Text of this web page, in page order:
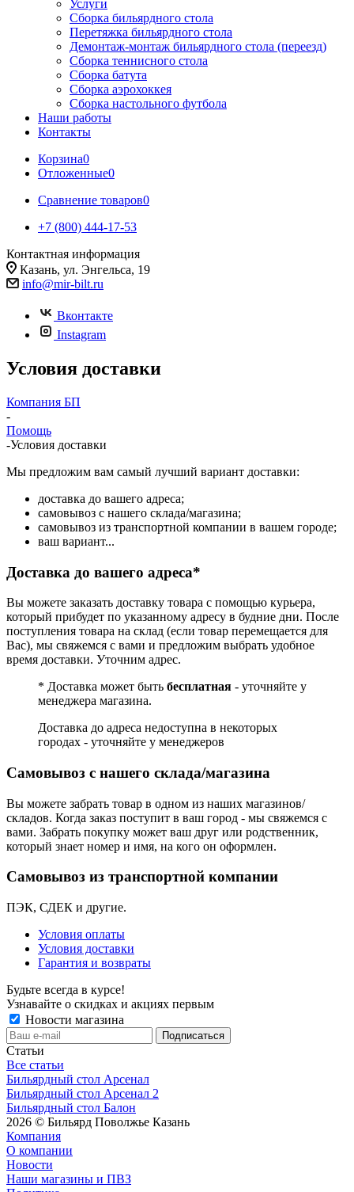
Услуги
Сборка бильярдного стола
Перетяжка бильярдного стола
Демонтаж-монтаж бильярдного стола (переезд)
Сборка теннисного стола
Сборка батута
Сборка аэрохоккея
Сборка настольного футбола
Наши работы
Контакты
Корзина0
Отложенные0
Сравнение товаров0
+7 (800) 444-17-53
Контактная информация
Казань, ул. Энгельса, 19
info@mir-bilt.ru
Вконтакте
Instagram
Условия доставки
Компания БП
-
Помощь
-Условия доставки
Мы предложим вам самый лучший вариант доставки:
доставка до вашего адреса;
самовывоз с нашего склада/магазина;
самовывоз из транспортной компании в вашем городе;
ваш вариант...
Доставка до вашего адреса*
Вы можете заказать доставку товара с помощью курьера,
который прибудет по указанному адресу в будние дни. После
поступления товара на склад (если товар перемещается для
Вас), мы свяжемся с вами и предложим выбрать удобное
время доставки. Уточним адрес.
* Доставка может быть бесплатная - уточняйте у
менеджера магазина.
Доставка до адреса недоступна в некоторых
городах - уточняйте у менеджеров
Самовывоз с нашего склада/магазина
Вы можете забрать товар в одном из наших магазинов/
складов. Когда заказ поступит в ваш город - мы свяжемся с
вами. Забрать покупку может ваш друг или родственник,
который знает номер и имя, на кого он оформлен.
Самовывоз из транспортной компании
ПЭК, СДЕК и другие.
Условия оплаты
Условия доставки
Гарантия и возвраты
Будьте всегда в курсе!
Узнавайте о скидках и акциях первым
Новости магазина
Статьи
Все статьи
Бильярдный стол Арсенал
Бильярдный стол Арсенал 2
Бильярдный стол Балон
2026 © Бильярд Поволжье Казань
Компания
О компании
Новости
Наши магазины и ПВЗ